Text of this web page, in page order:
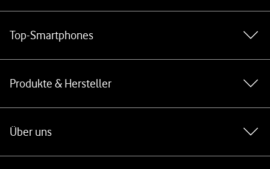
Top-Smartphones
Produkte & Hersteller
Über uns